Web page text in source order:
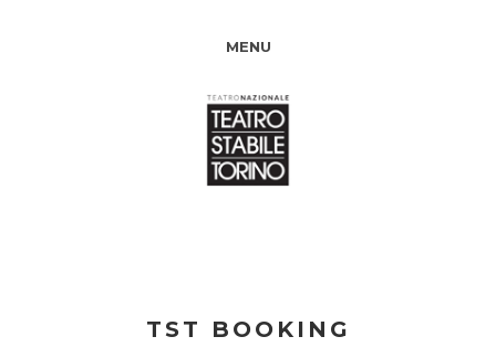
MENU
TST BOOKING